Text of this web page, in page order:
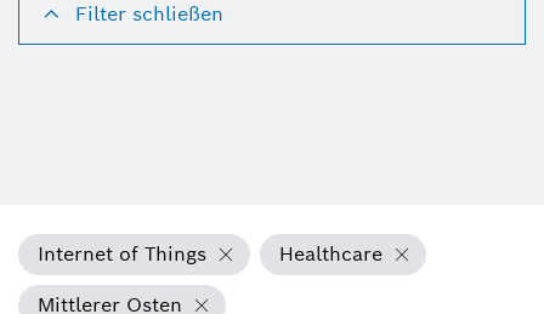
Filter schließen
Internet of Things
Healthcare
Mittlerer Osten